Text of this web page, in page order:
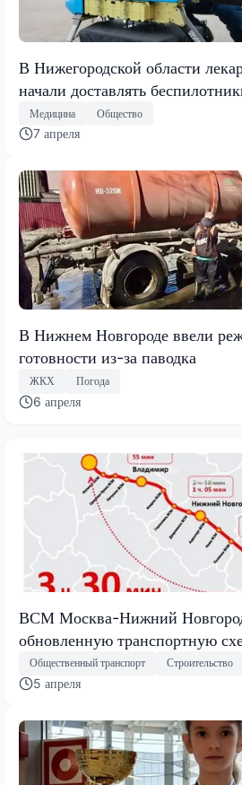
В Нижегородской области
начали доставлять
Медицина Общество
7 апреля
В Нижнем Новгороде ввели
готовности из-за паводка
ЖКХ Погода
6 апреля
ВСМ Москва-Нижний
обновленную транспортную
Общественный транспорт Строительство
5 апреля